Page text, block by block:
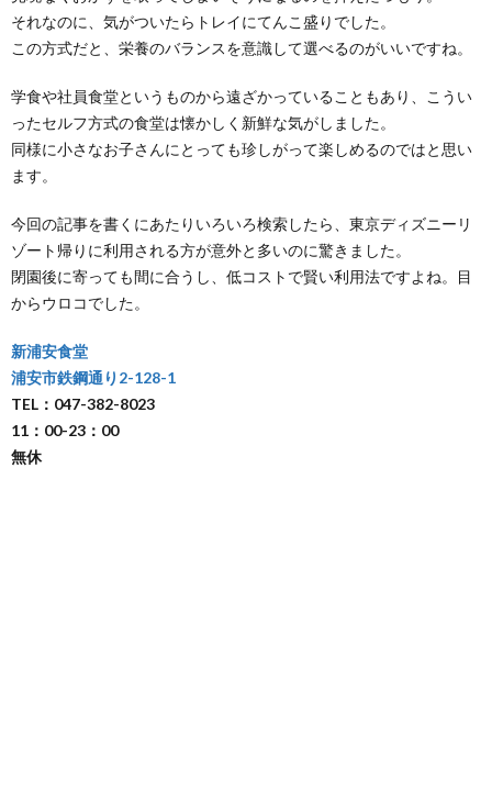
それなのに、気がついたらトレイにてんこ盛りでした。
この方式だと、栄養のバランスを意識して選べるのがいいですね。
学食や社員食堂というものから遠ざかっていることもあり、こうい
ったセルフ方式の食堂は懐かしく新鮮な気がしました。
同様に小さなお子さんにとっても珍しがって楽しめるのではと思い
ます。
今回の記事を書くにあたりいろいろ検索したら、東京ディズニーリ
ゾート帰りに利用される方が意外と多いのに驚きました。
閉園後に寄っても間に合うし、低コストで賢い利用法ですよね。目
からウロコでした。
新浦安食堂
浦安市鉄鋼通り2-128-1
TEL：047-382-8023
11：00-23：00
無休